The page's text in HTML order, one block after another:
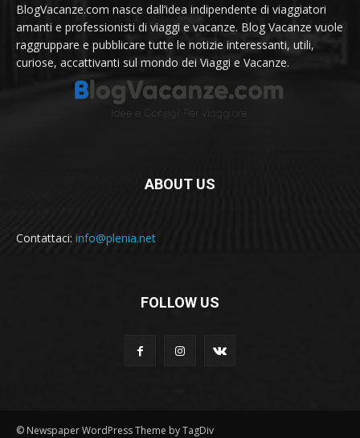
BlogVacanze.com nasce dall’idea indipendente di viaggiatori
amanti e professionisti di viaggi e vacanze. Blog Vacanze vuole
raggruppare e pubblicare tutte le notizie interessanti, utili,
curiose, accattivanti sul mondo dei Viaggi e Vacanze.
ABOUT US
Contattaci: info@plenia.net
FOLLOW US
© Newspaper WordPress Theme by TagDiv